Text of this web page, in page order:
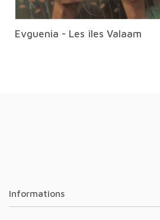
Evguenia - Les îles Valaam
Informations